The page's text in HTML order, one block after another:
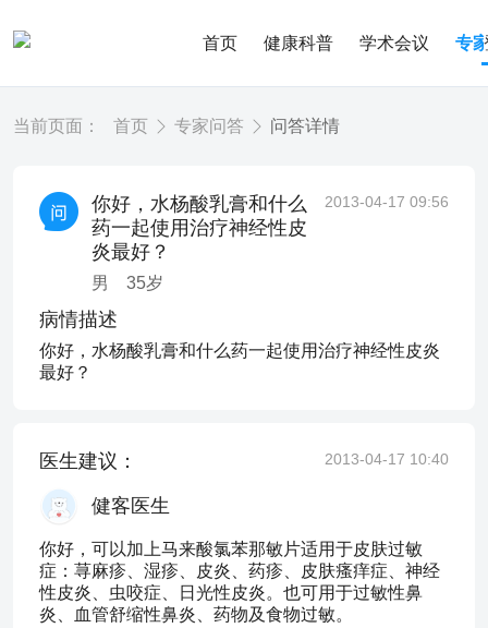
首页 健康科普 学术会议 专
当前页面： 首页 专家问答 问答详情
你好，水杨酸乳膏和什么
药一起使用治疗神经性皮
炎最好？
男 35岁
2013-04-17 09:56
病情描述
你好，水杨酸乳膏和什么药一起使用治疗神经性皮炎
最好？
医生建议： 2013-04-17 10:40
健客医生
你好，可以加上马来酸氯苯那敏片适用于皮肤过敏
症：荨麻疹、湿疹、皮炎、药疹、皮肤瘙痒症、神经
性皮炎、虫咬症、日光性皮炎。也可用于过敏性鼻
炎、血管舒缩性鼻炎、药物及食物过敏。